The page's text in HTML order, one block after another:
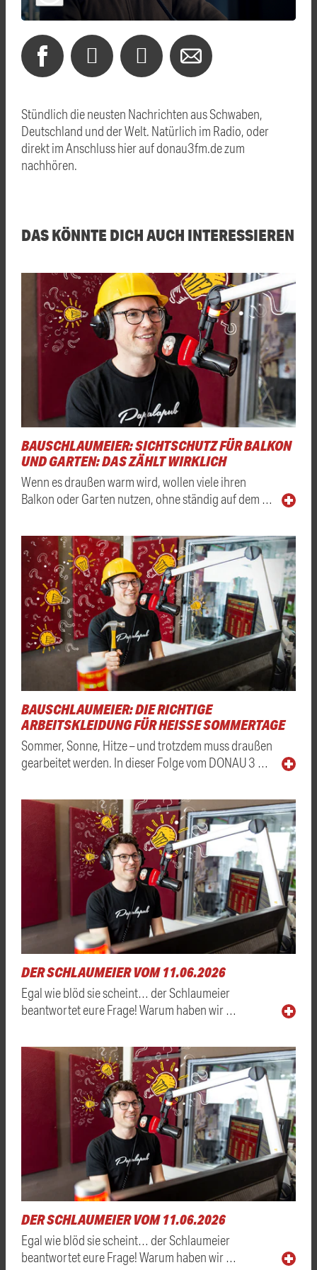
Stündlich die neusten Nachrichten aus Schwaben,
Deutschland und der Welt. Natürlich im Radio, oder
direkt im Anschluss hier auf donau3fm.de zum
nachhören.
DAS KÖNNTE DICH AUCH INTERESSIEREN
BAUSCHLAUMEIER: SICHTSCHUTZ FÜR BALKON
UND GARTEN: DAS ZÄHLT WIRKLICH
Wenn es draußen warm wird, wollen viele ihren
Balkon oder Garten nutzen, ohne ständig auf dem …
BAUSCHLAUMEIER: DIE RICHTIGE
ARBEITSKLEIDUNG FÜR HEISSE SOMMERTAGE
Sommer, Sonne, Hitze – und trotzdem muss draußen
gearbeitet werden. In dieser Folge vom DONAU 3 …
DER SCHLAUMEIER VOM 11.06.2026
Egal wie blöd sie scheint… der Schlaumeier
beantwortet eure Frage! Warum haben wir …
DER SCHLAUMEIER VOM 11.06.2026
Egal wie blöd sie scheint… der Schlaumeier
beantwortet eure Frage! Warum haben wir …